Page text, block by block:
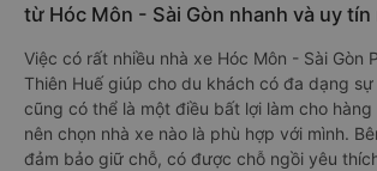
từ Hóc Môn - Sài Gòn nhanh và uy tín
Việc có rất nhiều nhà xe Hóc Môn - Sài Gòn
Thiên Huế giúp cho du khách có đa dạng
cũng có thể là một điều bất lợi làm cho
nên chọn nhà xe nào là phù hợp với mình.
đảm bảo giữ chỗ, có được chỗ ngồi yêu